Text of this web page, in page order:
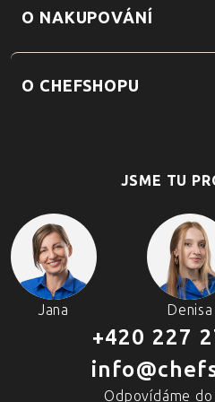
O NAKUPOVÁNÍ
O CHEFSHOPU
JSME TU
Jana Denisa
+420 227
Odpovídáme